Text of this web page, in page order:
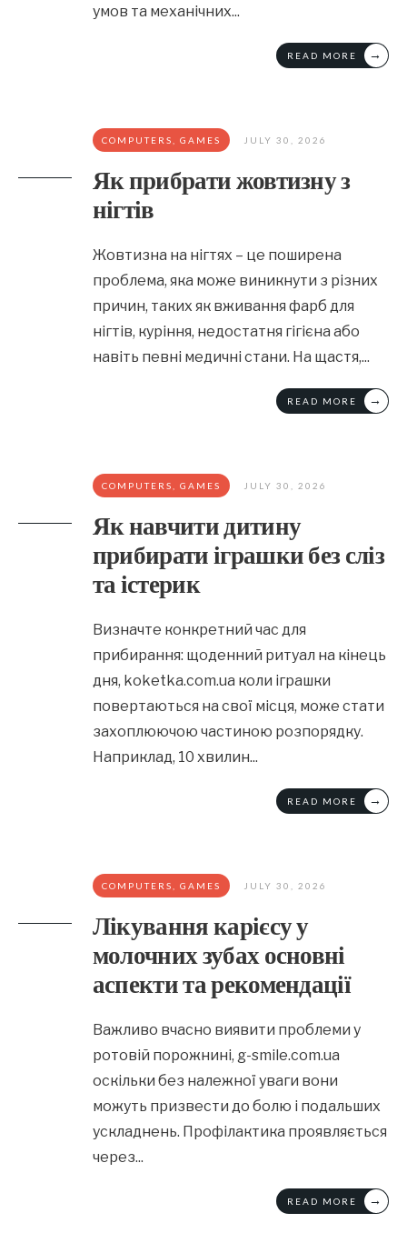
умов та механічних...
READ MORE →
COMPUTERS, GAMES JULY 30, 2026
Як прибрати жовтизну з
нігтів
Жовтизна на нігтях – це поширена
проблема, яка може виникнути з різних
причин, таких як вживання фарб для
нігтів, куріння, недостатня гігієна або
навіть певні медичні стани. На щастя,...
READ MORE →
COMPUTERS, GAMES JULY 30, 2026
Як навчити дитину
прибирати іграшки без сліз
та істерик
Визначте конкретний час для
прибирання: щоденний ритуал на кінець
дня, koketka.com.ua коли іграшки
повертаються на свої місця, може стати
захоплюючою частиною розпорядку.
Наприклад, 10 хвилин...
READ MORE →
COMPUTERS, GAMES JULY 30, 2026
Лікування карієсу у
молочних зубах основні
аспекти та рекомендації
Важливо вчасно виявити проблеми у
ротовій порожнині, g-smile.com.ua
оскільки без належної уваги вони
можуть призвести до болю і подальших
ускладнень. Профілактика проявляється
через...
READ MORE →